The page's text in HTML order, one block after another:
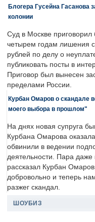
Блогера Гусейна Гасанова
колонии
Суд в Москве приговорил
четырем годам лишения
рублей по делу о
публиковать посты в
Приговор был вынесен
пределами России.
Курбан Омаров о скандале
моего выбора в прошлом"
На днях новая супруга
Курбана Омарова
обвинили в ведении
деятельности. Пара
рассказал Курбан
добровольно и теперь
разжег скандал.
ШОУБИЗ